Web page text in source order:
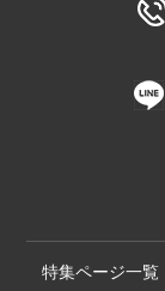
特集ページ一覧